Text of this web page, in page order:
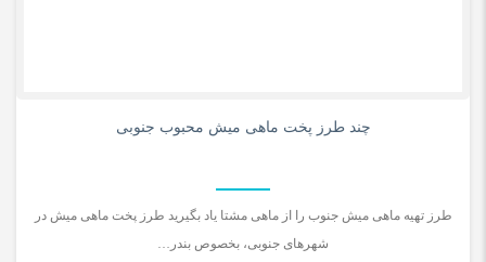
چند طرز پخت ماهی میش محبوب جنوبی
طرز تهیه ماهی میش جنوب را از ماهی مشتا یاد بگیرید طرز پخت ماهی میش در
شهرهای جنوبی، بخصوص بندر…